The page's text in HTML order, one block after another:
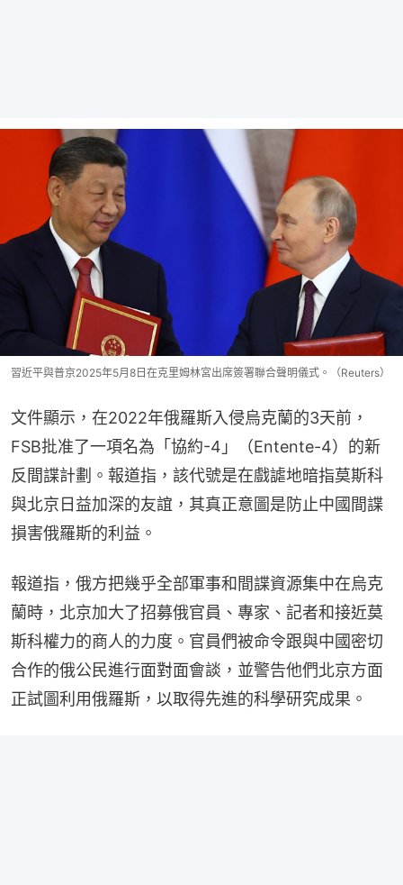
習近平與普京2025年5月8日在克里姆林宮出席簽署聯合聲明儀式。（Reuters）
文件顯示，在2022年俄羅斯入侵烏克蘭的3天前，
FSB批准了一項名為「協約-4」（Entente-4）的新
反間諜計劃。報道指，該代號是在戲謔地暗指莫斯科
與北京日益加深的友誼，其真正意圖是防止中國間諜
損害俄羅斯的利益。
報道指，俄方把幾乎全部軍事和間諜資源集中在烏克
蘭時，北京加大了招募俄官員、專家、記者和接近莫
斯科權力的商人的力度。官員們被命令跟與中國密切
合作的俄公民進行面對面會談，並警告他們北京方面
正試圖利用俄羅斯，以取得先進的科學研究成果。